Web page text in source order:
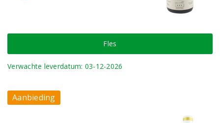
Fles
Verwachte leverdatum: 03-12-2026
Aanbieding